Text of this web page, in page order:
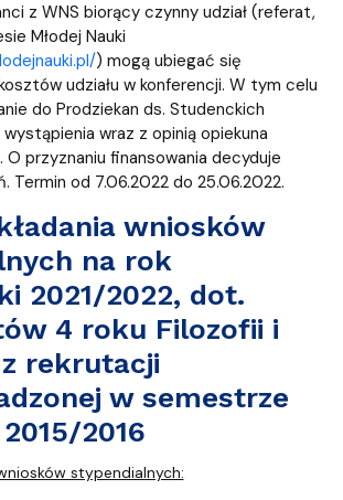
z WNS biorący czynny udział (referat,
Młodej Nauki
) mogą ubiegać się
udziału w konferencji. W tym celu
do Prodziekan ds. Studenckich
wraz z opinią opiekuna
O przyznaniu finansowania decyduje
Termin od 7.06.2022 do 25.06.2022.
wniosków
na rok
2021/2022, dot.
4 roku Filozofii i
rekrutacji
w semestrze
2016
stypendialnych: